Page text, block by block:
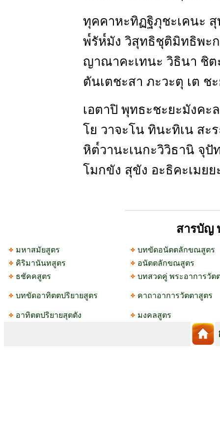
ทุคคาหะทิฏฐิภุชะเคนะ
พ๎รัห๎มัง วิสุทธิชุติมิทธิพะ
ญาณาคะเทนะ วิธินา ชิ
ตันเตชะสา ภะวะตุ เต ช
เอตาปิ พุทธะชะยะมังคะ
โย วาจะโน ทินะทิเน สะ
หิต๎วานะเนกะวิวิธานิ จุปั
โมกขัง สุขัง อะธิคะเมย
สารบัญ
มหาสมัยสูตร
บทขัดอนัตตลักขณสูตร
คิริมานันทสูตร
อนัตตลักขณสูตร
ธชัคคสูตร
บทสวดคู่ พระอาการวัต
บทขัดอาทิตตปริยายสูตร คาถาอาการวัตตาสูตร
อาทิตตปริยายสุตตัง มงคลสูตร